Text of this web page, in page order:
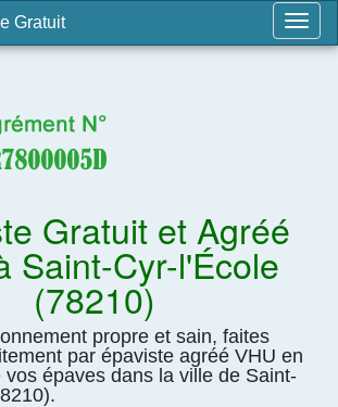
Gratuit
Gratuit et Agréé
Saint-Cyr-l'École
(78210)
propre et sain, faites
par épaviste agréé VHU en
vos épaves dans la ville de Saint-